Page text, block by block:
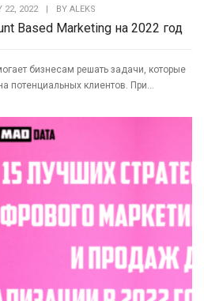
22, 2022 | BY ALEKS
Based Marketing на 2022 год
бизнесам решать задачи, которые
потенциальных клиентов. При...